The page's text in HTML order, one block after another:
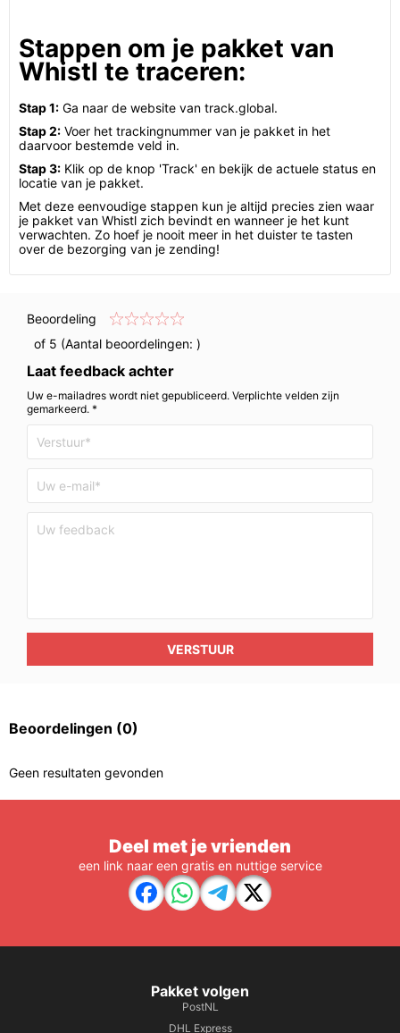
Stappen om je pakket van
Whistl te traceren:
Stap 1: Ga naar de website van track.global.
Stap 2: Voer het trackingnummer van je pakket in het
daarvoor bestemde veld in.
Stap 3: Klik op de knop 'Track' en bekijk de actuele status en
locatie van je pakket.
Met deze eenvoudige stappen kun je altijd precies zien waar
je pakket van Whistl zich bevindt en wanneer je het kunt
verwachten. Zo hoef je nooit meer in het duister te tasten
over de bezorging van je zending!
Beoordeling
of 5 (Aantal beoordelingen: )
Laat feedback achter
Uw e-mailadres wordt niet gepubliceerd. Verplichte velden zijn
gemarkeerd. *
VERSTUUR
Beoordelingen (0)
Geen resultaten gevonden
Deel met je vrienden
een link naar een gratis en nuttige service
Pakket volgen
PostNL
DHL Express